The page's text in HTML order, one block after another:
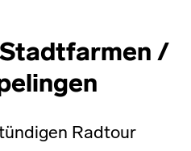
/
Radtour